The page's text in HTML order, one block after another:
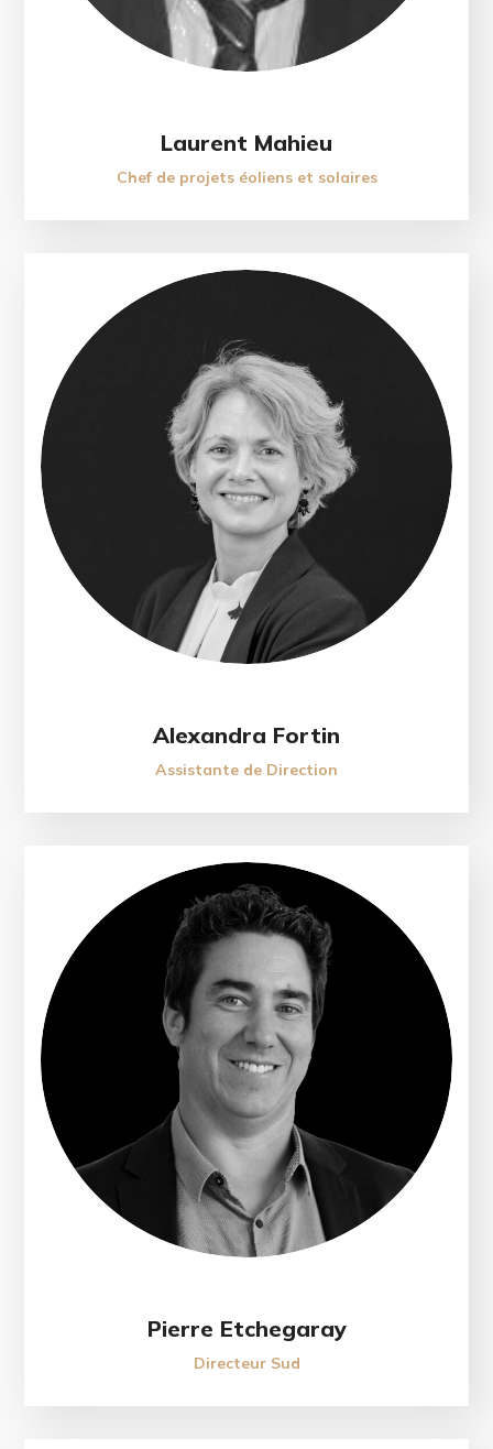
Laurent Mahieu
Chef de projets éoliens et solaires
Alexandra Fortin
Assistante de Direction
Pierre Etchegaray
Directeur Sud